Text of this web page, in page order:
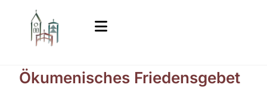
Ökumenisches Friedensgebet